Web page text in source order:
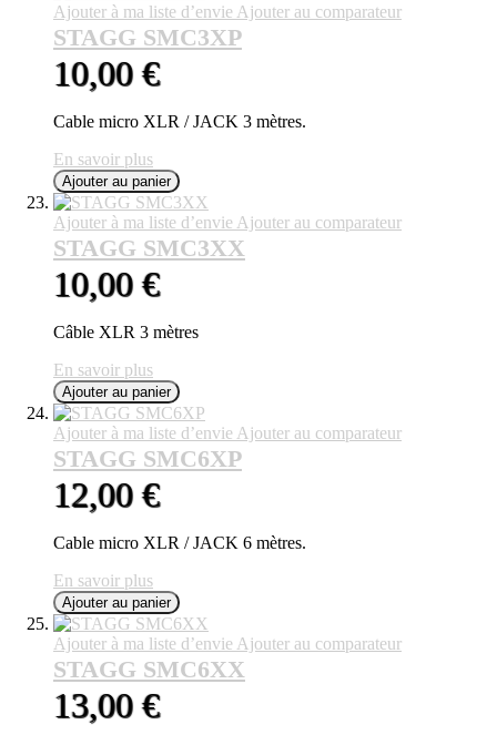
Ajouter à ma liste d’envie Ajouter au comparateur
STAGG SMC3XP
10,00 €
Cable micro XLR / JACK 3 mètres.
En savoir plus
Ajouter au panier
Ajouter à ma liste d’envie Ajouter au comparateur
STAGG SMC3XX
10,00 €
Câble XLR 3 mètres
En savoir plus
Ajouter au panier
Ajouter à ma liste d’envie Ajouter au comparateur
STAGG SMC6XP
12,00 €
Cable micro XLR / JACK 6 mètres.
En savoir plus
Ajouter au panier
Ajouter à ma liste d’envie Ajouter au comparateur
STAGG SMC6XX
13,00 €